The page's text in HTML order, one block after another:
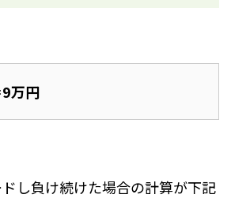
万円
し負け続けた場合の計算が下記